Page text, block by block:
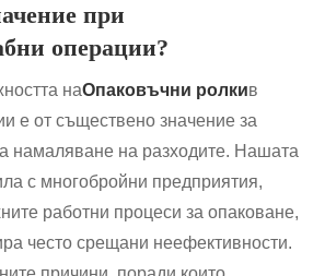
при
операции?
наОпаковъчни ролкив
е от съществено значение за
намаляване на разходите. Нашата
с многобройни предприятия,
работни процеси за опаковане,
често срещани неефективности.